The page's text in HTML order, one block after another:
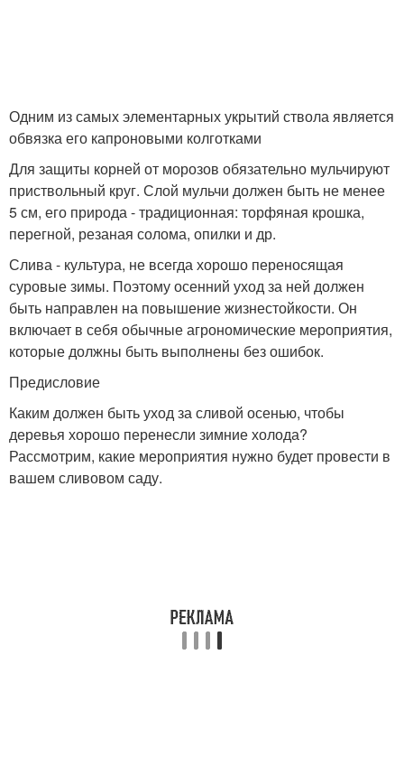
Одним из самых элементарных укрытий ствола является
обвязка его капроновыми колготками
Для защиты корней от морозов обязательно мульчируют
приствольный круг. Слой мульчи должен быть не менее
5 см, его природа - традиционная: торфяная крошка,
перегной, резаная солома, опилки и др.
Слива - культура, не всегда хорошо переносящая
суровые зимы. Поэтому осенний уход за ней должен
быть направлен на повышение жизнестойкости. Он
включает в себя обычные агрономические мероприятия,
которые должны быть выполнены без ошибок.
Предисловие
Каким должен быть уход за сливой осенью, чтобы
деревья хорошо перенесли зимние холода?
Рассмотрим, какие мероприятия нужно будет провести в
вашем сливовом саду.